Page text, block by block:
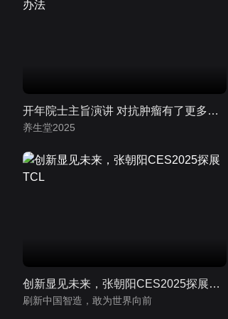
开年院士主旨演讲 对抗肿瘤有了更多办法
养生堂2025
创新显见未来，张朝阳CES2025探展TCL
刷新中国智造，敢为世界向前